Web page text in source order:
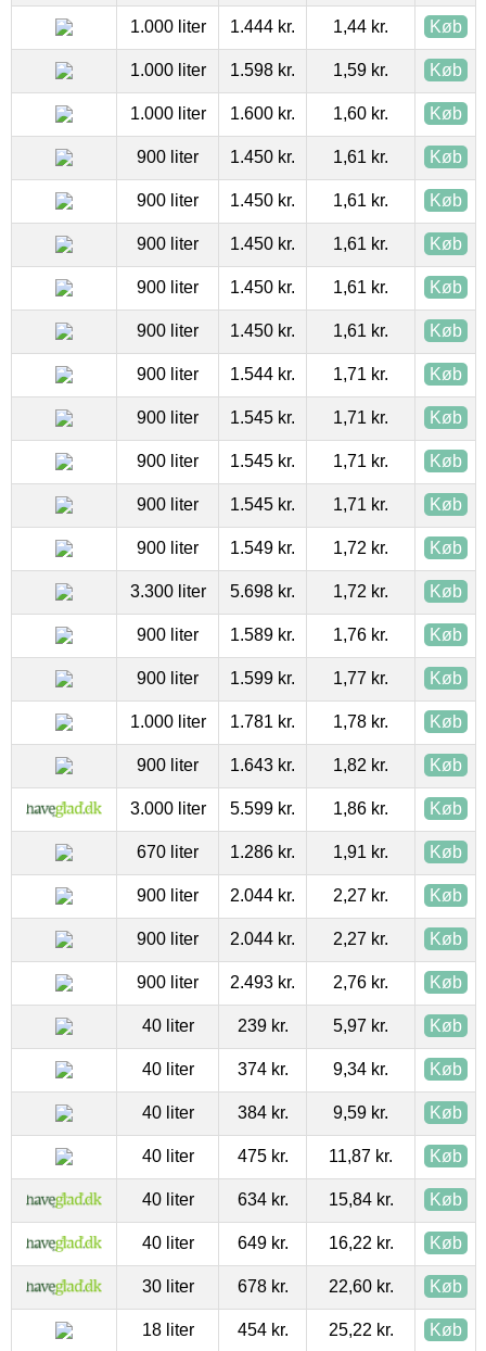
1.000 liter 1.444 kr. 1,44 kr. Køb
1.000 liter 1.598 kr. 1,59 kr. Køb
1.000 liter 1.600 kr. 1,60 kr. Køb
900 liter 1.450 kr. 1,61 kr. Køb
900 liter 1.450 kr. 1,61 kr. Køb
900 liter 1.450 kr. 1,61 kr. Køb
900 liter 1.450 kr. 1,61 kr. Køb
900 liter 1.450 kr. 1,61 kr. Køb
900 liter 1.544 kr. 1,71 kr. Køb
900 liter 1.545 kr. 1,71 kr. Køb
900 liter 1.545 kr. 1,71 kr. Køb
900 liter 1.545 kr. 1,71 kr. Køb
900 liter 1.549 kr. 1,72 kr. Køb
3.300 liter 5.698 kr. 1,72 kr. Køb
900 liter 1.589 kr. 1,76 kr. Køb
900 liter 1.599 kr. 1,77 kr. Køb
1.000 liter 1.781 kr. 1,78 kr. Køb
900 liter 1.643 kr. 1,82 kr. Køb
3.000 liter 5.599 kr. 1,86 kr. Køb
670 liter 1.286 kr. 1,91 kr. Køb
900 liter 2.044 kr. 2,27 kr. Køb
900 liter 2.044 kr. 2,27 kr. Køb
900 liter 2.493 kr. 2,76 kr. Køb
40 liter 239 kr. 5,97 kr. Køb
40 liter 374 kr. 9,34 kr. Køb
40 liter 384 kr. 9,59 kr. Køb
40 liter 475 kr. 11,87 kr. Køb
40 liter 634 kr. 15,84 kr. Køb
40 liter 649 kr. 16,22 kr. Køb
30 liter 678 kr. 22,60 kr. Køb
18 liter 454 kr. 25,22 kr. Køb